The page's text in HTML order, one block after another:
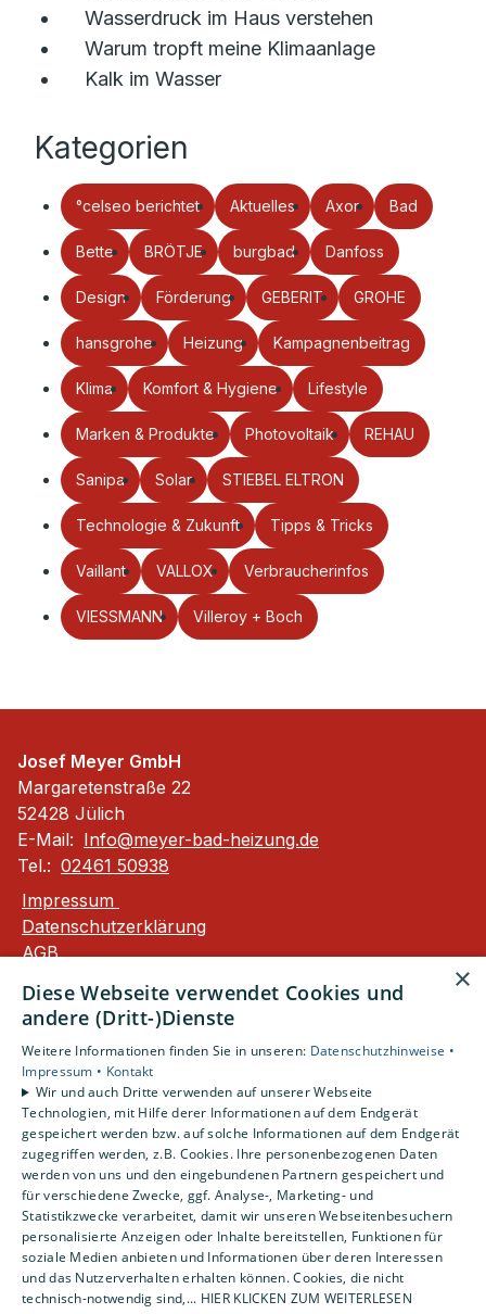
Wasserdruck im Haus verstehen
Warum tropft meine Klimaanlage
Kalk im Wasser
Kategorien
°celseo berichtet Aktuelles Axor Bad
Bette BRÖTJE burgbad Danfoss
Design Förderung GEBERIT GROHE
hansgrohe Heizung Kampagnenbeitrag
Klima Komfort & Hygiene Lifestyle
Marken & Produkte Photovoltaik REHAU
Sanipa Solar STIEBEL ELTRON
Technologie & Zukunft Tipps & Tricks
Vaillant VALLOX Verbraucherinfos
VIESSMANN Villeroy + Boch
Josef Meyer GmbH
Margaretenstraße 22
52428 Jülich
E-Mail: Info@meyer-bad-heizung.de
Tel.: 02461 50938
Impressum
Datenschutzerklärung
AGB
Unsere Bereiche
Privatkunden
Gewerbekunden
Karriere
Unternehmen
Kontakt
×
Diese Webseite verwendet Cookies und
andere (Dritt-)Dienste
Weitere Informationen finden Sie in unseren: Datenschutzhinweise •
Impressum • Kontakt
Wir und auch Dritte verwenden auf unserer Webseite
Technologien, mit Hilfe derer Informationen auf dem Endgerät
gespeichert werden bzw. auf solche Informationen auf dem Endgerät
zugegriffen werden, z.B. Cookies. Ihre personenbezogenen Daten
werden von uns und den eingebundenen Partnern gespeichert und
für verschiedene Zwecke, ggf. Analyse-, Marketing- und
Statistikzwecke verarbeitet, damit wir unseren Webseitenbesuchern
personalisierte Anzeigen oder Inhalte bereitstellen, Funktionen für
soziale Medien anbieten und Informationen über deren Interessen
und das Nutzerverhalten erhalten können. Cookies, die nicht
technisch-notwendig sind,... HIER KLICKEN ZUM WEITERLESEN